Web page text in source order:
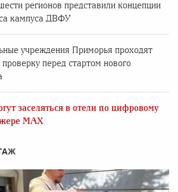
регионов представили концепции
кампуса ДВФУ
учреждения Приморья проходят
перед стартом нового
заселяться в отели по цифровому
MAX